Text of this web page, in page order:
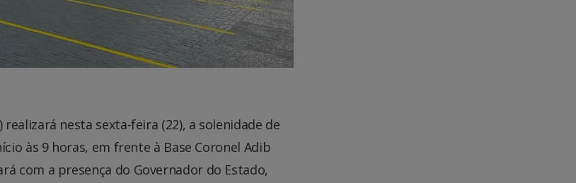
nesta sexta-feira (22), a solenidade de
às 9 horas, em frente à Base Coronel Adib
com a presença do Governador do Estado,